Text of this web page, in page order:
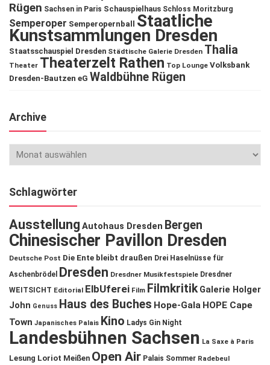
Rügen Sachsen in Paris Schauspielhaus Schloss Moritzburg
Semperoper Semperopernball Staatliche
Kunstsammlungen Dresden
Staatsschauspiel Dresden Städtische Galerie Dresden Thalia
Theater Theaterzelt Rathen Top Lounge Volksbank
Dresden-Bautzen eG Waldbühne Rügen
Archive
Schlagwörter
Ausstellung Autohaus Dresden Bergen
Chinesischer Pavillon Dresden
Deutsche Post Die Ente bleibt draußen Drei Haselnüsse für
Aschenbrödel
Dresden Dresdner Musikfestspiele Dresdner
WEITSICHT Editorial ElbUferei Film Filmkritik Galerie Holger
John Genuss Haus des Buches Hope-Gala HOPE Cape
Town Japanisches Palais Kino Ladys Gin Night
Landesbühnen Sachsen La Saxe à Paris
Lesung Loriot Meißen Open Air Palais Sommer Radebeul